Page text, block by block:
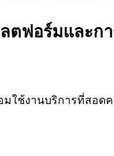
ตฟอร์มและก
ใช้งานบริการที่สอด